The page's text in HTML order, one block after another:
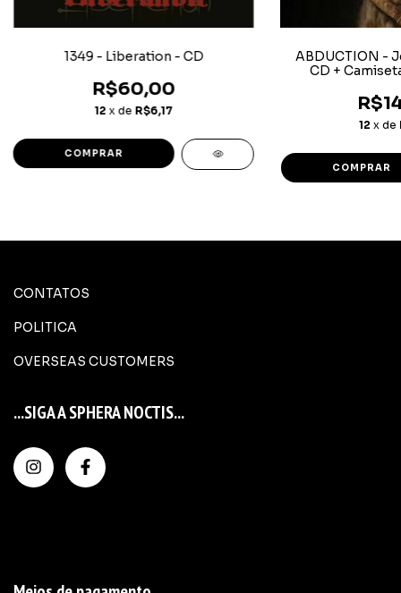
1349 - Liberation - CD
R$60,00
12 x de R$6,17
ABDUCTION -
CD +
12 x de
CONTATOS
POLITICA
OVERSEAS CUSTOMERS
...SIGA A SPHERA NOCTIS...